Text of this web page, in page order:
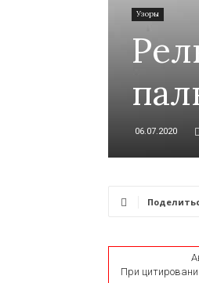
Узоры
06.07.2020
При